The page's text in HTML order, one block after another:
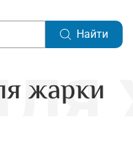
Найти
жарки